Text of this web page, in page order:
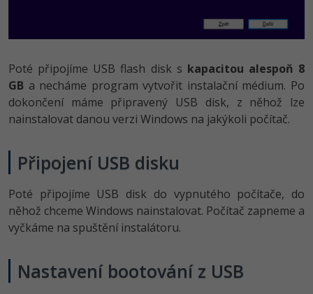
Poté připojíme USB flash disk s kapacitou alespoň 8
GB a necháme program vytvořit instalační médium. Po
dokončení máme připravený USB disk, z něhož lze
nainstalovat danou verzi Windows na jakýkoli počítač.
Připojení USB disku
Poté připojíme USB disk do vypnutého počítače, do
něhož chceme Windows nainstalovat. Počítač zapneme a
vyčkáme na spuštění instalátoru.
Nastavení bootování z USB